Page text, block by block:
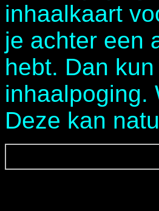
inhaalkaart
je achter een
hebt. Dan
inhaalpoging.
Deze kan